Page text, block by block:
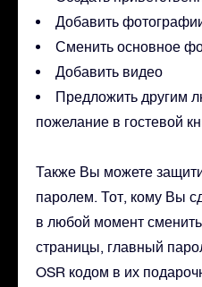
Добавить
Сменить основное
Добавить видео
Предложить другим
пожелание в гостевой
Также Вы можете
паролем. Тот, кому Вы
в любой момент
страницы, главный
OSR кодом в их